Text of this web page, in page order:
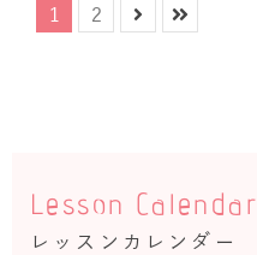
1 2
Lesson Calendar
レッスンカレンダー